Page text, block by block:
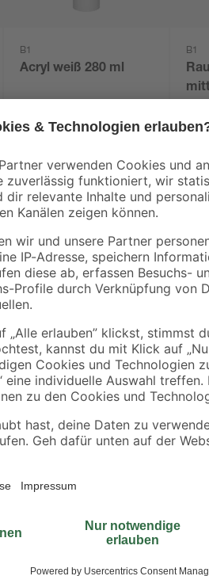
B1
Acryl weiß 280 ml
1 €
B1
8,
kannst diese
Große
Anstrich
nötig sind.
nach 12
1,2-Benzisothiazol-3(2H)-on, 2-
Kennzeichnungsetikett bereithalten.